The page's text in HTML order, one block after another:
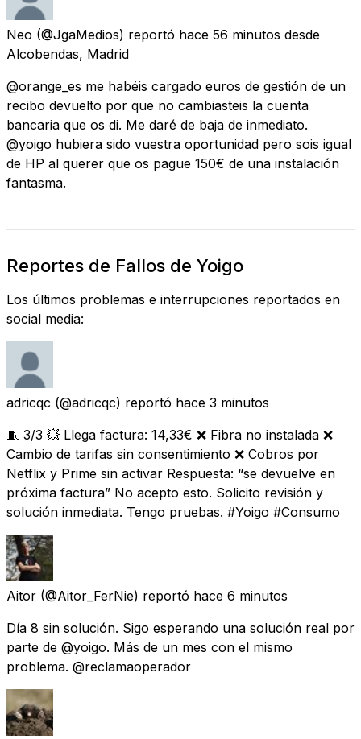
Neo (@JgaMedios) reportó hace 56 minutos desde
Alcobendas, Madrid
@orange_es me habéis cargado euros de gestión de un
recibo devuelto por que no cambiasteis la cuenta
bancaria que os di. Me daré de baja de inmediato.
@yoigo hubiera sido vuestra oportunidad pero sois igual
de HP al querer que os pague 150€ de una instalación
fantasma.
Reportes de Fallos de Yoigo
Los últimos problemas e interrupciones reportados en
social media:
adricqc (@adricqc) reportó hace 3 minutos
🧵 3/3 💥 Llega factura: 14,33€ ❌ Fibra no instalada ❌
Cambio de tarifas sin consentimiento ❌ Cobros por
Netflix y Prime sin activar Respuesta: “se devuelve en
próxima factura” No acepto esto. Solicito revisión y
solución inmediata. Tengo pruebas. #Yoigo #Consumo
Aitor (@Aitor_FerNie) reportó hace 6 minutos
Día 8 sin solución. Sigo esperando una solución real por
parte de @yoigo. Más de un mes con el mismo
problema. @reclamaoperador